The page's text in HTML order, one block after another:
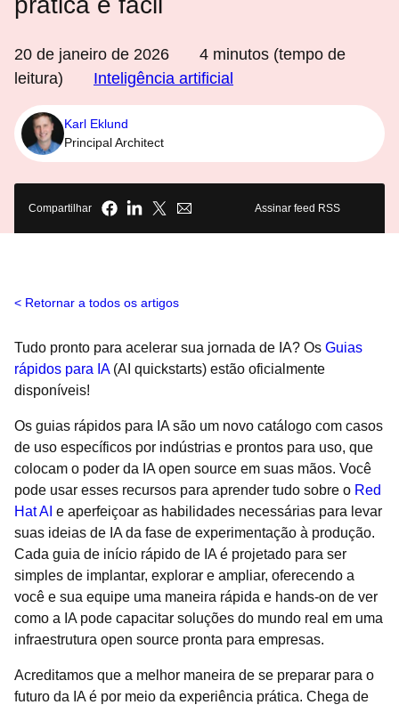
20 de janeiro de 2026 4 minutos (tempo de
leitura)
Inteligência artificial
Karl Eklund
Principal Architect
Compartilhar Assinar feed RSS
Retornar a todos os artigos
Tudo pronto para acelerar sua jornada de IA? Os Guias
rápidos para IA(AI quickstarts) estão oficialmente
disponíveis!
Os guias rápidos para IA são um novo catálogo com casos
de uso específicos por indústrias e prontos para uso, que
colocam o poder da IA open source em suas mãos. Você
pode usar esses recursos para aprender tudo sobre o Red
Hat AI e aperfeiçoar as habilidades necessárias para levar
suas ideias de IA da fase de experimentação à produção.
Cada guia de início rápido de IA é projetado para ser
simples de implantar, explorar e ampliar, oferecendo a
você e sua equipe uma maneira rápida e hands-on de ver
como a IA pode capacitar soluções do mundo real em uma
infraestrutura open source pronta para empresas.
Acreditamos que a melhor maneira de se preparar para o
futuro da IA é por meio da experiência prática. Chega de